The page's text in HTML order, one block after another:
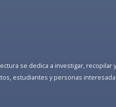
se dedica a investigar, recopilar
estudiantes y personas